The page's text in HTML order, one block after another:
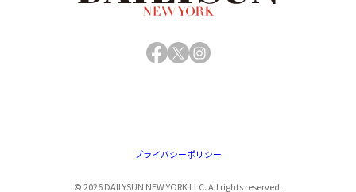
Facebook
X Instagram
© 2026 DAILYSUN NEW YORK LLC. All rights reserved.
プライバシーポリシー